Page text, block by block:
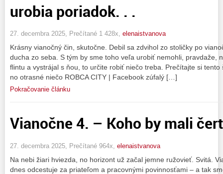
urobia poriadok. . .
27. decembra 2025, Prečítané 1 428x, elenaistvanova
Krásny vianočný čin, skutočne. Debil sa zdvihol zo stoličky po
ducha zo seba. S tým by sme toho veľa urobiť nemohli, pravdaže,
flintu a vystrájal s ňou, to určite robiť niečo treba. Prečítajte si
no otrasné niečo ROBCA CITY | Facebook zúfalý […]
Pokračovanie článku
Vianočne 4. – Koho by mali
27. decembra 2025, Prečítané 964x, elenaistvanova
Na nebi žiari hviezda, no horizont už začal jemne ružovieť. Svitá.
dnes odcestuje za priateľom a pracovnými povinnosťami – a tak